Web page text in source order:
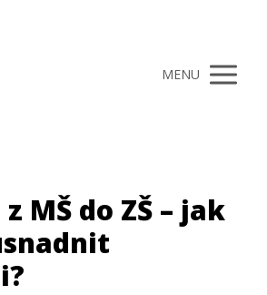
MENU
MŠ do ZŠ – jak